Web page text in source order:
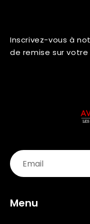
Inscrivez-vous à
de remise sur
Menu